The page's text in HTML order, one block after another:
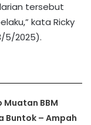
tersebut
kata Ricky
5/2025).
Muatan BBM
Buntok – Ampah